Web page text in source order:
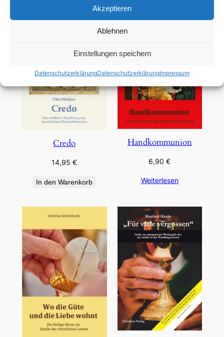
Akzeptieren
Ablehnen
Einstellungen speichern
DatenschutzerklärungDatenschutzerklärungImpressum
Credo
14,95€
In den Warenkorb
Handkommunion
6,90€
Weiterlesen